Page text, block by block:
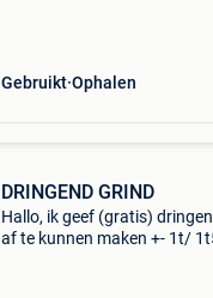
Gebruikt Ophalen
DRINGEND GRIND
Hallo, ik geef (gratis)
af te kunnen maken +- 1t/